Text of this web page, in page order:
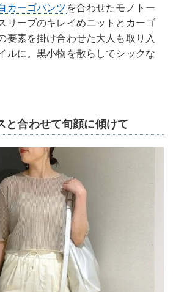
カーゴパンツ を合わせたモノトー
リーブのキレイめニットとカーゴ
要素を掛け合わせた大人も取り入
ルに。黒小物を散らしてシックな
と合わせて旬顔に傾けて